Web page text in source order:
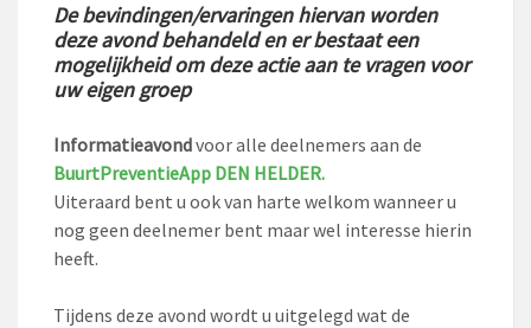
De bevindingen/ervaringen hiervan worden
deze avond behandeld en er bestaat een
mogelijkheid om deze actie aan te vragen voor
uw eigen groep
Informatieavondvoor alle deelnemers aan de
BuurtPreventieApp DEN HELDER.
Uiteraard bent u ook van harte welkom wanneer u
nog geen deelnemer bent maar wel interesse hierin
heeft.
Tijdens deze avond wordt u uitgelegd wat de